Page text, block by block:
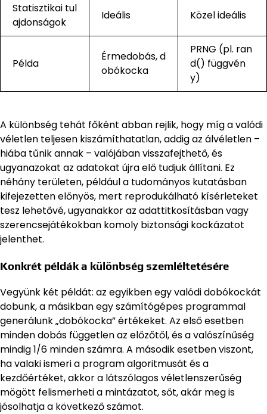
Statisztikai tul
ajdonságok
Ideális Közel ideális
Példa
Érmedobás, d
obókocka
PRNG (pl. ran
d() függvén
y)
A különbség tehát főként abban rejlik, hogy míg a valódi
véletlen teljesen kiszámíthatatlan, addig az álvéletlen –
hiába tűnik annak – valójában visszafejthető, és
ugyanazokat az adatokat újra elő tudjuk állítani. Ez
néhány területen, például a tudományos kutatásban
kifejezetten előnyös, mert reprodukálható kísérleteket
tesz lehetővé, ugyanakkor az adattitkosításban vagy
szerencsejátékokban komoly biztonsági kockázatot
jelenthet.
Konkrét példák a különbség szemléltetésére
Vegyünk két példát: az egyikben egy valódi dobókockát
dobunk, a másikban egy számítógépes programmal
generálunk „dobókocka” értékeket. Az első esetben
minden dobás független az előzőtől, és a valószínűség
mindig 1/6 minden számra. A második esetben viszont,
ha valaki ismeri a program algoritmusát és a
kezdőértéket, akkor a látszólagos véletlenszerűség
mögött felismerheti a mintázatot, sőt, akár meg is
jósolhatja a következő számot.